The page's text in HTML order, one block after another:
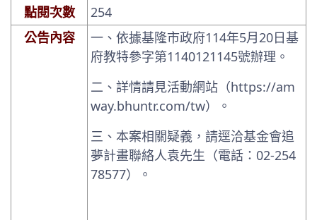
點閱次數
254
公告內容
一、依據基隆市政府114年5月20日基
府教特參字第1140121145號辦理。
二、詳情請見活動網站（https://am
way.bhuntr.com/tw）。
三、本案相關疑義，請逕洽基金會追
夢計畫聯絡人袁先生（電話：02-254
78577）。